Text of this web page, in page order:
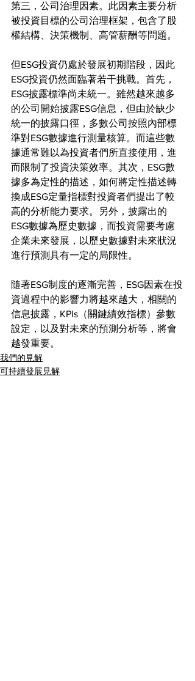
第三，公司治理因素。此因素主要分析
被投資目標的公司治理框架，包含了股
權結構、決策機制、高管薪酬等問題。
但ESG投資仍處於發展初期階段，因此
ESG投資仍然面臨著若干挑戰。首先，
ESG披露標準尚未統一。雖然越來越多
的公司開始披露ESG信息，但由於缺少
統一的披露口徑，多數公司按照內部標
準對ESG數據進行測量核算。而這些數
據通常難以為投資者們所直接使用，進
而限制了投資決策效率。其次，ESG數
據多為定性的描述，如何將定性描述轉
換成ESG定量指標對投資者們提出了較
高的分析能力要求。另外，披露出的
ESG數據為歷史數據，而投資需要考慮
企業未來發展，以歷史數據對未來狀況
進行預測具有一定的局限性。
隨著ESG制度的逐漸完善，ESG因素在投
資過程中的影響力將越來越大，相關的
信息披露，KPIs（關鍵績效指標）參數
設定，以及對未來的預測分析等，將會
越發重要。
我們的見解
可持續發展見解